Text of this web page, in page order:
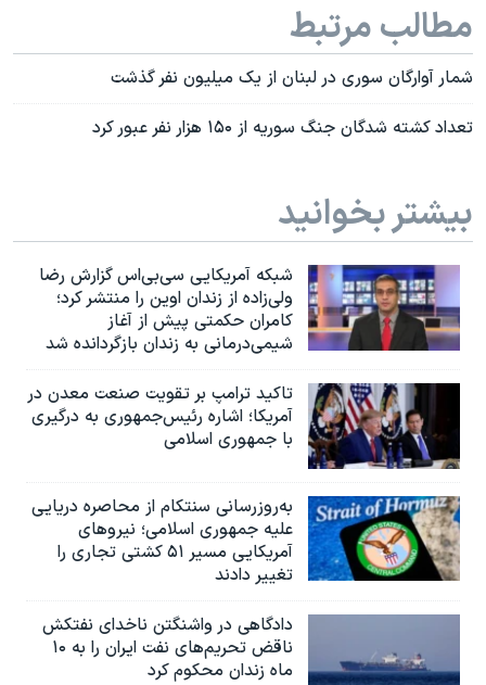
مطالب مرتبط
شمار آوارگان سوری در لبنان از یک میلیون نفر گذشت
تعداد کشته شدگان جنگ سوریه از ۱۵۰ هزار نفر عبور کرد
بیشتر بخوانید
شبکه آمریکایی سی‌بی‌‌اس گزارش رضا
ولی‌زاده از زندان اوین را منتشر کرد؛
کامران حکمتی پیش از آغاز
شیمی‌درمانی به زندان بازگردانده شد
تاکید ترامپ بر تقویت صنعت معدن در
آمریکا؛ اشاره رئیس‌جمهوری به درگیری
با جمهوری اسلامی
به‌روزرسانی سنتکام از محاصره دریایی
علیه جمهوری اسلامی؛ نیروهای
آمریکایی مسیر ۵۱ کشتی تجاری را
تغییر دادند
دادگاهی در واشنگتن ناخدای نفتکش
ناقض تحریم‌های نفت ایران را به ۱۰
ماه زندان محکوم کرد